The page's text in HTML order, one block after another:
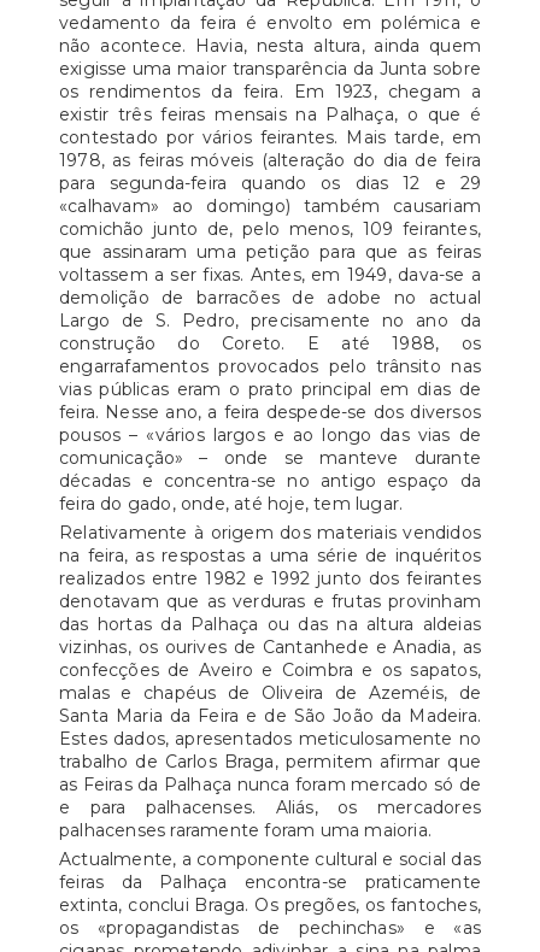
vedamento da feira é envolto em polémica e
não acontece. Havia, nesta altura, ainda quem
exigisse uma maior transparência da Junta sobre
os rendimentos da feira. Em 1923, chegam a
existir três feiras mensais na Palhaça, o que é
contestado por vários feirantes. Mais tarde, em
1978, as feiras móveis (alteração do dia de feira
para segunda-feira quando os dias 12 e 29
«calhavam» ao domingo) também causariam
comichão junto de, pelo menos, 109 feirantes,
que assinaram uma petição para que as feiras
voltassem a ser fixas. Antes, em 1949, dava-se a
demolição de barracões de adobe no actual
Largo de S. Pedro, precisamente no ano da
construção do Coreto. E até 1988, os
engarrafamentos provocados pelo trânsito nas
vias públicas eram o prato principal em dias de
feira. Nesse ano, a feira despede-se dos diversos
pousos – «vários largos e ao longo das vias de
comunicação» – onde se manteve durante
décadas e concentra-se no antigo espaço da
feira do gado, onde, até hoje, tem lugar.
Relativamente à origem dos materiais vendidos
na feira, as respostas a uma série de inquéritos
realizados entre 1982 e 1992 junto dos feirantes
denotavam que as verduras e frutas provinham
das hortas da Palhaça ou das na altura aldeias
vizinhas, os ourives de Cantanhede e Anadia, as
confecções de Aveiro e Coimbra e os sapatos,
malas e chapéus de Oliveira de Azeméis, de
Santa Maria da Feira e de São João da Madeira.
Estes dados, apresentados meticulosamente no
trabalho de Carlos Braga, permitem afirmar que
as Feiras da Palhaça nunca foram mercado só de
e para palhacenses. Aliás, os mercadores
palhacenses raramente foram uma maioria.
Actualmente, a componente cultural e social das
feiras da Palhaça encontra-se praticamente
extinta, conclui Braga. Os pregões, os fantoches,
os «propagandistas de pechinchas» e «as